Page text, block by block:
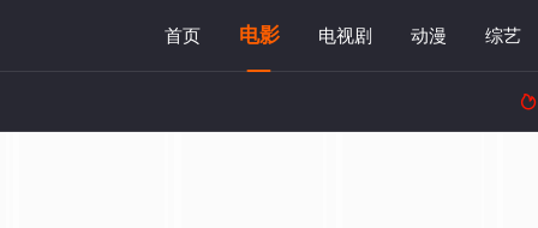
首页 电影 电视剧 动漫 综艺
